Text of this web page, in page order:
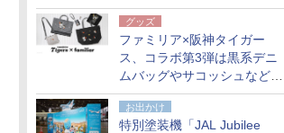
開発
グッズ
ファミリア×阪神タイガー
ス、コラボ第3弾は黒系デニ
ムバッグやサコッシュなど6
点。8月21日オンラインスト
アで発売
お出かけ
特別塗装機「JAL Jubilee